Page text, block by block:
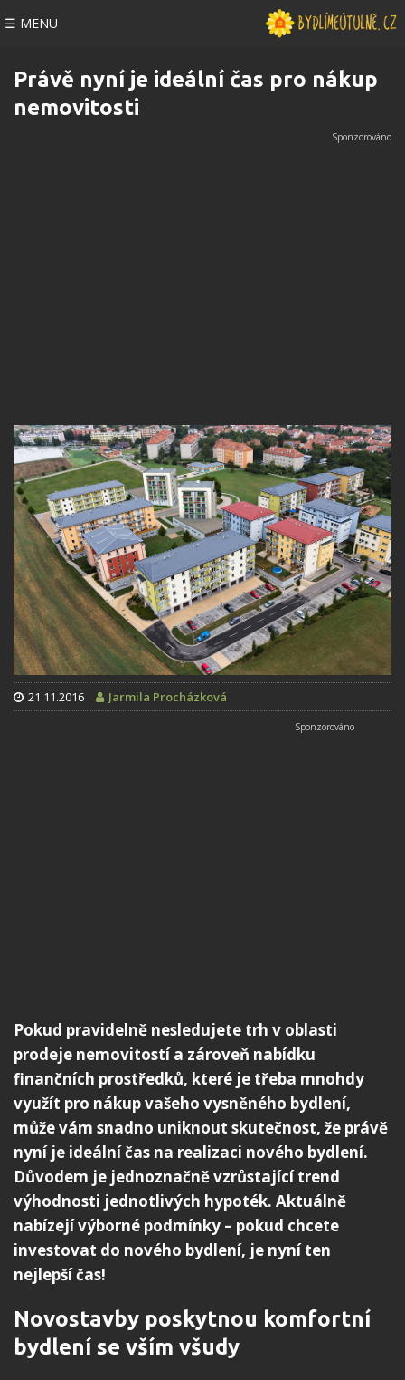
☰ MENU
Právě nyní je ideální čas pro nákup
nemovitosti
21.11.2016 Jarmila Procházková
Pokud pravidelně nesledujete trh v oblasti
prodeje nemovitostí a zároveň nabídku
finančních prostředků, které je třeba mnohdy
využít pro nákup vašeho vysněného bydlení,
může vám snadno uniknout skutečnost, že právě
nyní je ideální čas na realizaci nového bydlení.
Důvodem je jednoznačně vzrůstající trend
výhodnosti jednotlivých hypoték. Aktuálně
nabízejí výborné podmínky – pokud chcete
investovat do nového bydlení, je nyní ten
nejlepší čas!
Novostavby poskytnou komfortní
bydlení se vším všudy